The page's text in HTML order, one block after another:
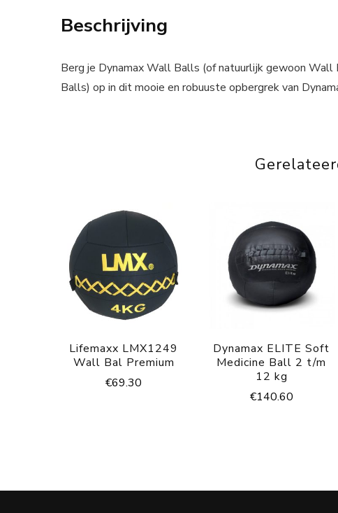
Beschrijving
Berg je Dynamax Wall Balls (of natuurlijk gewoon
Balls) op in dit mooie en robuuste opbergrek van
Lifemaxx LMX1249
Wall Bal Premium
€69.30
Dynamax ELITE Soft
Medicine Ball 2 t/m
12 kg
€140.60